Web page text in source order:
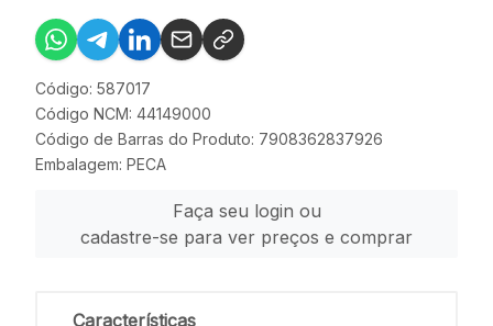
Código: 587017
Código NCM: 44149000
Código de Barras do Produto: 7908362837926
Embalagem: PECA
Faça seu login ou
cadastre-se para ver preços e comprar
Características